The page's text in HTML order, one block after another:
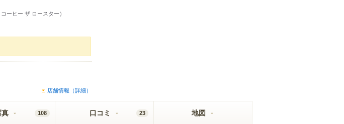
コーヒー ザ ロースター）
店舗情報（詳細）
108 口コミ 23 地図